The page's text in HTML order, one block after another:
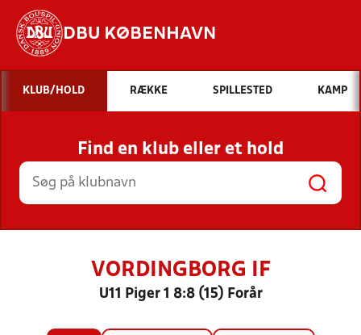
DBU KØBENHAVN
Hvad vil du søge efter?
INDHOLD OG NYHEDER
STILLINGER, RESULTATER, KLUBBER OG
HOLD
KLUB/HOLD RÆKKE SPILLESTED KAMP
Find en klub eller et hold
VORDINGBORG IF
U11 Piger 1 8:8 (15) Forår